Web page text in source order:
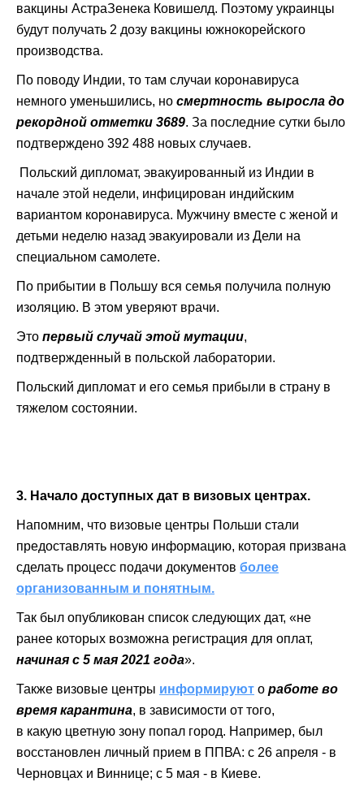
вакцины АстраЗенека Ковишелд. Поэтому украинцы
будут получать 2 дозу вакцины южнокорейского
производства.
По поводу Индии, то там случаи коронавируса
немного уменьшились, но смертность выросла до
рекордной отметки 3689. За последние сутки было
подтверждено 392 488 новых случаев.
Польский дипломат, эвакуированный из Индии в
начале этой недели, инфицирован индийским
вариантом коронавируса. Мужчину вместе с женой и
детьми неделю назад эвакуировали из Дели на
специальном самолете.
По прибытии в Польшу вся семья получила полную
изоляцию. В этом уверяют врачи.
Это первый случай этой мутации,
подтвержденный в польской лаборатории.
Польский дипломат и его семья прибыли в страну в
тяжелом состоянии.
3. Начало доступных дат в визовых центрах.
Напомним, что визовые центры Польши стали
предоставлять новую информацию, которая призвана
сделать процесс подачи документов более
организованным и понятным.
Так был опубликован список следующих дат, «не
ранее которых возможна регистрация для оплат,
начиная с 5 мая 2021 года».
Также визовые центры информируют о работе во
время карантина, в зависимости от того,
в какую цветную зону попал город. Например, был
восстановлен личный прием в ППВА: с 26 апреля - в
Черновцах и Виннице; с 5 мая - в Киеве.